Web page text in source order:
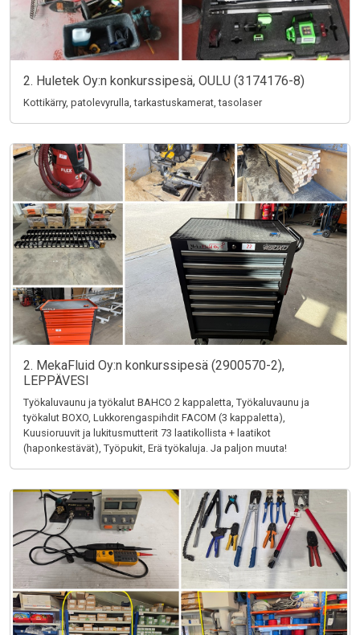
2. Huletek Oy:n konkurssipesä, OULU (3174176-8)
Kottikärry, patolevyrulla, tarkastuskamerat, tasolaser
2. MekaFluid Oy:n konkurssipesä (2900570-2),
LEPPÄVESI
Työkaluvaunu ja työkalut BAHCO 2 kappaletta, Työkaluvaunu ja
työkalut BOXO, Lukkorengaspihdit FACOM (3 kappaletta),
Kuusioruuvit ja lukitusmutterit 73 laatikollista + laatikot
(haponkestävät), Työpukit, Erä työkaluja. Ja paljon muuta!